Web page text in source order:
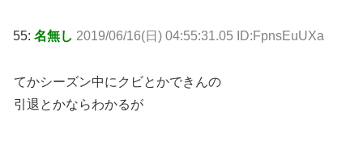
55: 名無し 2019/06/16(日) 04:55:31.05 ID:FpnsEuUXa
てかシーズン中にクビとかできんの
引退とかならわかるが